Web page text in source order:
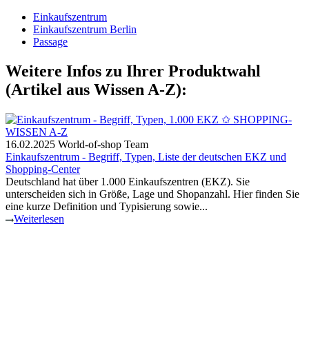
Einkaufszentrum
Einkaufszentrum Berlin
Passage
Weitere Infos zu Ihrer Produktwahl
(Artikel aus Wissen A-Z):
16.02.2025 World-of-shop Team
Einkaufszentrum - Begriff, Typen, Liste der deutschen EKZ und
Shopping-Center
Deutschland hat über 1.000 Einkaufszentren (EKZ). Sie
unterscheiden sich in Größe, Lage und Shopanzahl. Hier finden Sie
eine kurze Definition und Typisierung sowie...
Weiterlesen